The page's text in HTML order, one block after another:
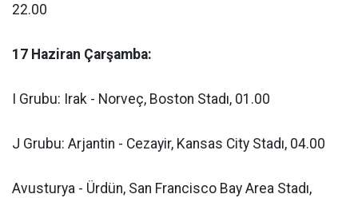
22.00
17 Haziran Çarşamba:
I Grubu: Irak - Norveç, Boston Stadı, 01.00
J Grubu: Arjantin - Cezayir, Kansas City Stadı, 04.00
Avusturya - Ürdün, San Francisco Bay Area Stadı,